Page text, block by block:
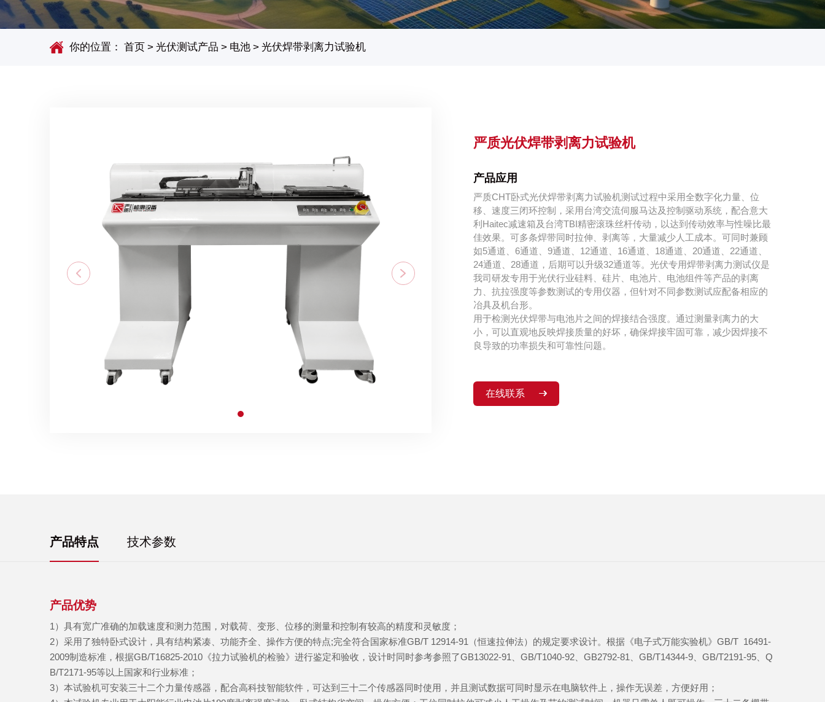
你的位置： 首页 > 光伏测试产品 > 电池 > 光伏焊带剥离力试验机
严质光伏焊带剥离力试验机
产品应用
严质CHT卧式光伏焊带剥离力试验机测试过程中采用全数字化力量、位
移、速度三闭环控制，采用台湾交流伺服马达及控制驱动系统，配合意大
利Haitec减速箱及台湾TBI精密滚珠丝杆传动，以达到传动效率与性噪比最
佳效果。可多条焊带同时拉伸、剥离等，大量减少人工成本。可同时兼顾
如5通道、6通道、9通道、12通道、16通道、18通道、20通道、22通道、
24通道、28通道，后期可以升级32通道等。光伏专用焊带剥离力测试仪是
我司研发专用于光伏行业硅料、硅片、电池片、电池组件等产品的剥离
力、抗拉强度等参数测试的专用仪器，但针对不同参数测试应配备相应的
冶具及机台形。
用于检测光伏焊带与电池片之间的焊接结合强度。通过测量剥离力的大
小，可以直观地反映焊接质量的好坏，确保焊接牢固可靠，减少因焊接不
良导致的功率损失和可靠性问题。
在线联系
产品特点 技术参数
产品优势
1）具有宽广准确的加载速度和测力范围，对载荷、变形、位移的测量和控制有较高的精度和灵敏度；
2）采用了独特卧式设计，具有结构紧凑、功能齐全、操作方便的特点;完全符合国家标准GB/T 12914-91（恒速拉伸法）的规定要求设计。根据《电子式万能实验机》GB/T 16491-
2009制造标准，根据GB/T16825-2010《拉力试验机的检验》进行鉴定和验收，设计时同时参考参照了GB13022-91、GB/T1040-92、GB2792-81、GB/T14344-9、GB/T2191-95、Q
B/T2171-95等以上国家和行业标准；
3）本试验机可安装三十二个力量传感器，配合高科技智能软件，可达到三十二个传感器同时使用，并且测试数据可同时显示在电脑软件上，操作无误差，方便好用；